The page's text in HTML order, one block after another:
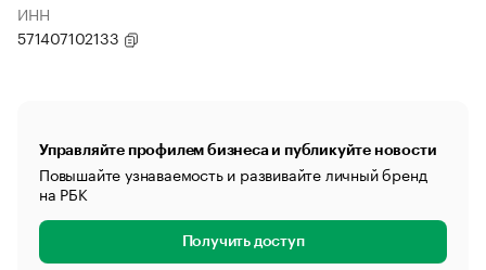
ИНН
571407102133
Управляйте профилем бизнеса и публикуйте новости
Повышайте узнаваемость и развивайте личный бренд
на РБК
Получить доступ